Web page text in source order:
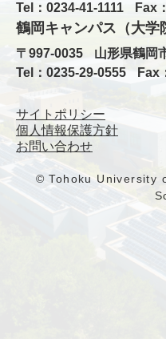
Tel：0234-41-1111
Fax
鶴岡キャンパス（大学
〒997-0035
山形県鶴岡
Tel：0235-29-0555
Fax
サイトポリシー
個人情報保護方針
お問い合わせ
© Tohoku University